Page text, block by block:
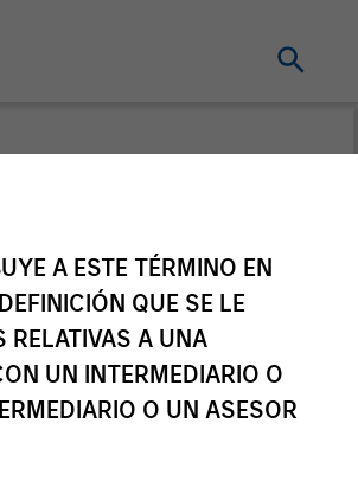
A ESTE TÉRMINO EN
QUE SE LE
RELATIVAS A UNA
UN INTERMEDIARIO O
O UN ASESOR